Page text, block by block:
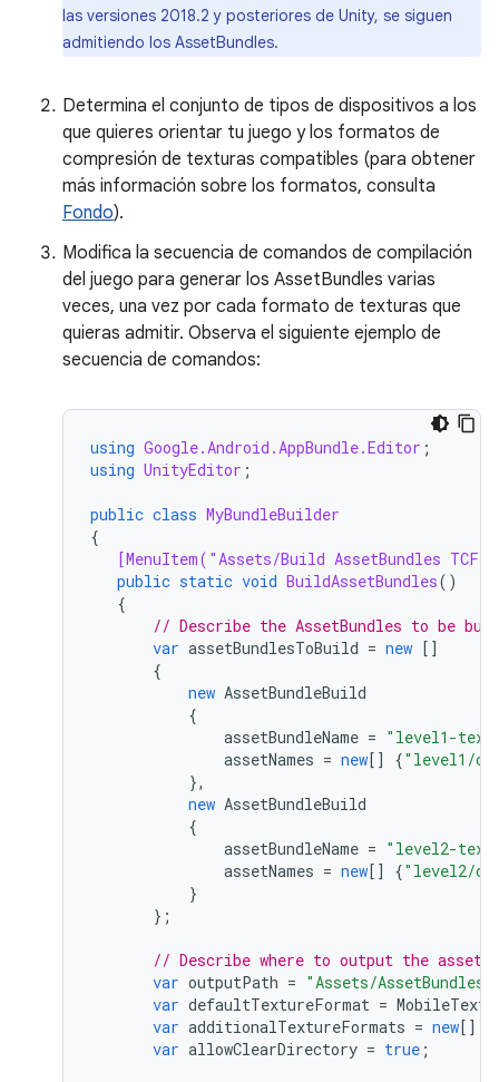
las versiones 2018.2 y posteriores de Unity, se siguen
admitiendo los AssetBundles.
Determina el conjunto de tipos de dispositivos a los
que quieres orientar tu juego y los formatos de
compresión de texturas compatibles (para obtener
más información sobre los formatos, consulta
Fondo).
Modifica la secuencia de comandos de compilación
del juego para generar los AssetBundles varias
veces, una vez por cada formato de texturas que
quieras admitir. Observa el siguiente ejemplo de
secuencia de comandos:
using Google.Android.AppBundle.Editor ;
using UnityEditor ;
public class MyBundleBuilder
{
[MenuItem("Assets/Build AssetBundles
public static void BuildAssetBundles()
{
// Describe the AssetBundles to be
var assetBundlesToBuild = new []
{
new AssetBundleBuild
{
assetBundleName = "level1-
assetNames = new[] {"level1/
},
new AssetBundleBuild
{
assetBundleName = "level2-
assetNames = new[] {"level2/
}
};
// Describe where to output the asset
var outputPath = "Assets/AssetBundles"
var defaultTextureFormat =
var additionalTextureFormats = new[]
var allowClearDirectory = true ;